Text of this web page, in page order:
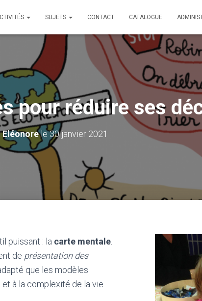
SUJETS CONTACT CATALOGUE
pour réduire ses
Eléonorele30 janvier 2021
puissant : la carte mentale
de présentation des
que les modèles
à la complexité de la vie.